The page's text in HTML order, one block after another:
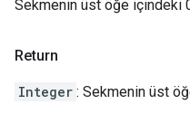
Sekmenin üst öğe içindeki
Return
Integer : Sekmenin üst